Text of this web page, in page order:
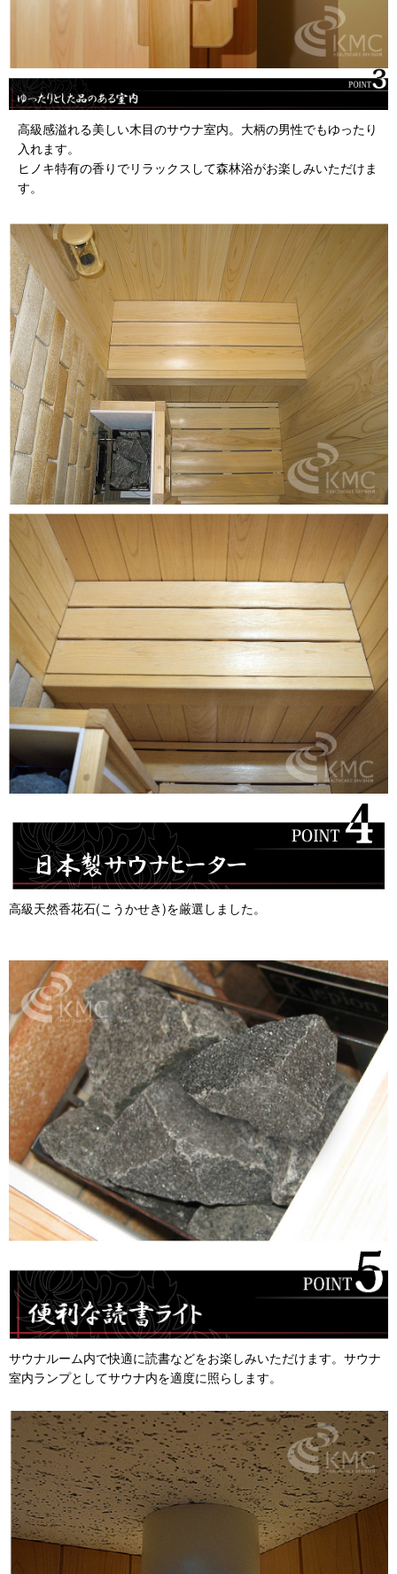
高級感溢れる美しい木目のサウナ室内。大柄の男性でもゆったり
入れます。
ヒノキ特有の香りでリラックスして森林浴がお楽しみいただけま
す。
高級天然香花石(こうかせき)を厳選しました。
サウナルーム内で快適に読書などをお楽しみいただけます。サウナ
室内ランプとしてサウナ内を適度に照らします。